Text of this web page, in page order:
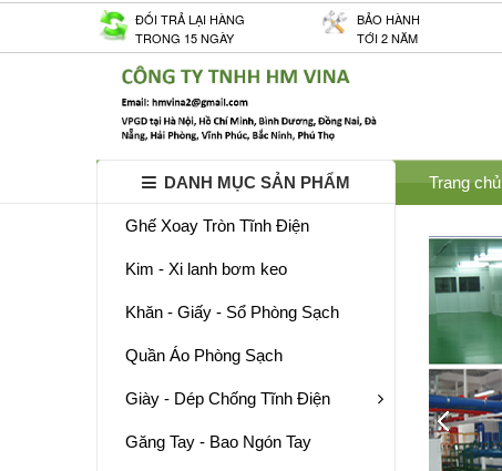
ĐỐI TRẢ LẠI HÀNG
TRONG 15 NGÀY
BẢO HÀNH
TỚI 2 NĂM
DANH MỤC SẢN PHẨM Trang chủ
Ghế Xoay Tròn Tĩnh Điện
Kim - Xi lanh bơm keo
Khăn - Giấy - Sổ Phòng Sạch
Quần Áo Phòng Sạch
Giày - Dép Chống Tĩnh Điện
Găng Tay - Bao Ngón Tay